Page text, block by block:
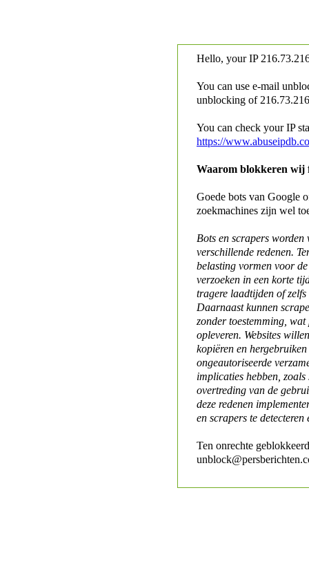
Hello, your IP
You can use e-mail
unblocking of
You can check your IP
https://
Waarom blokkeren wij
Goede bots van Google
zoekmachines zijn wel
Bots en scrapers worden
verschillende redenen.
belasting vormen voor
verzoeken in een korte
tragere laadtijden of
Daarnaast kunnen
zonder toestemming,
opleveren. Websites
kopiëren en
ongeautoriseerde
implicaties hebben,
overtreding van de
deze redenen
en scrapers te detecteren
Ten onrechte